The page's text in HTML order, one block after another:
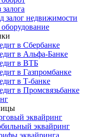
залога
залог недвижимости
в Сбербанке
в Альфа-Банке
в ВТБ
в Газпромбанке
в Т-банке
в Промсвязьбанке
эквайринг
эквайринг
эквайринга